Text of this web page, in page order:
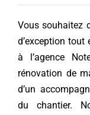
Vous souhaitez
d’exception tout
à l’agence
rénovation de
d’un
du chantier.